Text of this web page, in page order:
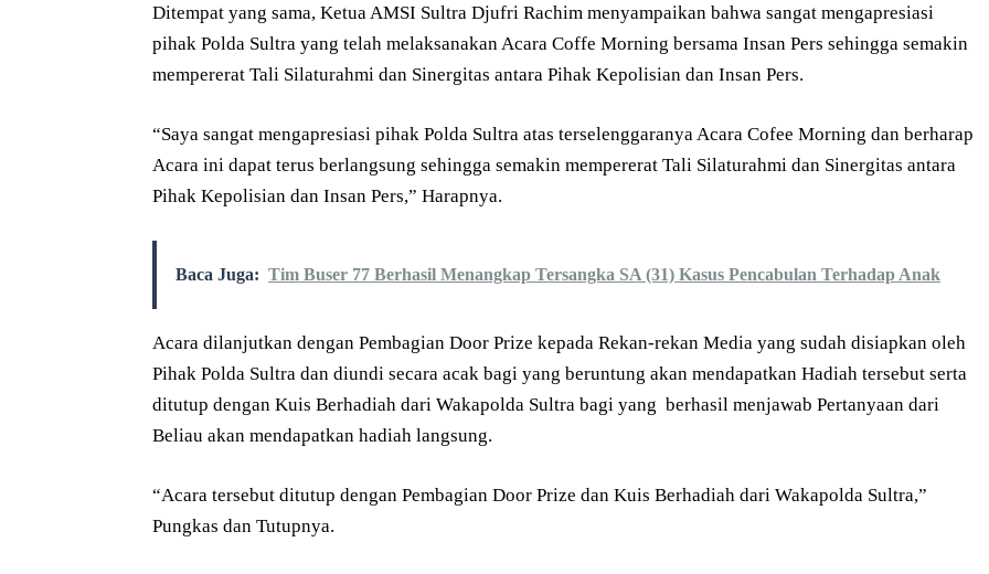
Ditempat yang sama, Ketua AMSI Sultra Djufri Rachim menyampaikan bahwa sangat mengapresiasi
pihak Polda Sultra yang telah melaksanakan Acara Coffe Morning bersama Insan Pers sehingga semakin
mempererat Tali Silaturahmi dan Sinergitas antara Pihak Kepolisian dan Insan Pers.
“Saya sangat mengapresiasi pihak Polda Sultra atas terselenggaranya Acara Cofee Morning dan berharap
Acara ini dapat terus berlangsung sehingga semakin mempererat Tali Silaturahmi dan Sinergitas antara
Pihak Kepolisian dan Insan Pers,” Harapnya.
Baca Juga: Tim Buser 77 Berhasil Menangkap Tersangka SA (31) Kasus Pencabulan Terhadap Anak
Acara dilanjutkan dengan Pembagian Door Prize kepada Rekan-rekan Media yang sudah disiapkan oleh
Pihak Polda Sultra dan diundi secara acak bagi yang beruntung akan mendapatkan Hadiah tersebut serta
ditutup dengan Kuis Berhadiah dari Wakapolda Sultra bagi yang berhasil menjawab Pertanyaan dari
Beliau akan mendapatkan hadiah langsung.
“Acara tersebut ditutup dengan Pembagian Door Prize dan Kuis Berhadiah dari Wakapolda Sultra,”
Pungkas dan Tutupnya.